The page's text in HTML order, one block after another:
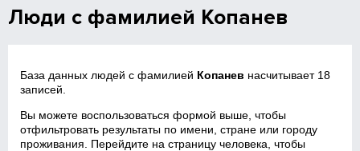
Люди с фамилией Копанев
База данных людей с фамилией Копанев насчитывает 18
записей.
Вы можете воспользоваться формой выше, чтобы
отфильтровать результаты по имени, стране или городу
проживания. Перейдите на страницу человека, чтобы